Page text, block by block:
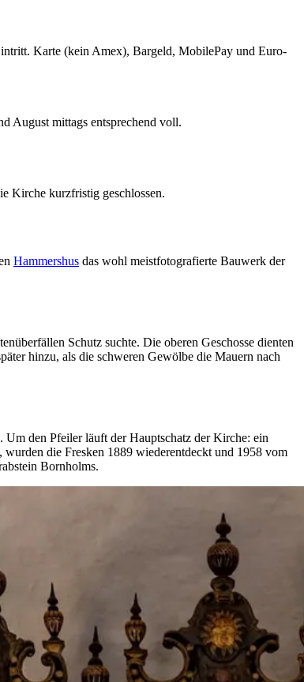
Karte (kein Amex), Bargeld, MobilePay und Euro-
August mittags entsprechend voll.
Kirche kurzfristig geschlossen.
Hammershus das wohl meistfotografierte Bauwerk der
Schutz suchte. Die oberen Geschosse dienten
hinzu, als die schweren Gewölbe die Mauern nach
den Pfeiler läuft der Hauptschatz der Kirche: ein
die Fresken 1889 wiederentdeckt und 1958 vom
Bornholms.